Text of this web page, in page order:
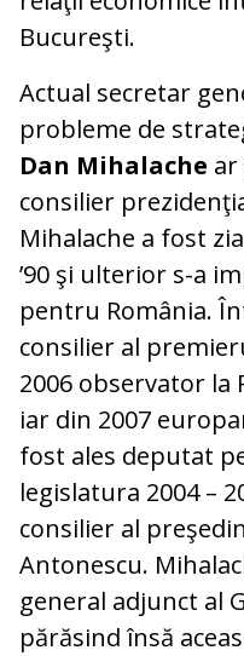
Bucureşti.
Actual secretar
probleme de
Dan Mihalache ar
consilier
Mihalache a fost
’90 şi ulterior s-a
pentru România.
consilier al
2006 observator la
iar din 2007
fost ales deputat
legislatura 2004 –
consilier al
Antonescu.
general adjunct al
părăsind însă